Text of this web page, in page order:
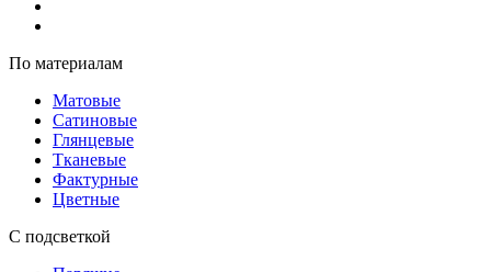
По материалам
Матовые
Сатиновые
Глянцевые
Тканевые
Фактурные
Цветные
С подсветкой